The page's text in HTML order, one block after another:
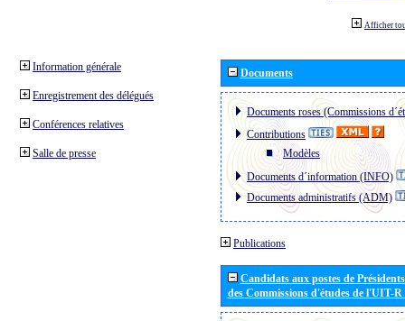
Afficher
Information générale
Enregistrement des délégués
Conférences relatives
Salle de presse
Documents
Documents roses (Commissions
Contributions
Modèles
Documents d´information (INFO)
Documents administratifs (ADM)
Publications
Candidats aux postes de
des Commissions d'études de l'UIT-